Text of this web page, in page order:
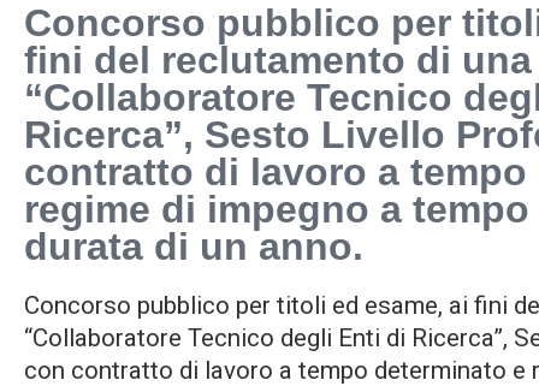
Concorso pubblico per
fini del reclutamento di
“Collaboratore Tecnico
Ricerca”, Sesto Livello
contratto di lavoro a tempo
regime di impegno a
durata di un anno.
Concorso pubblico per titoli ed esame, ai fini
“Collaboratore Tecnico degli Enti di Ricerca”,
con contratto di lavoro a tempo determinato e